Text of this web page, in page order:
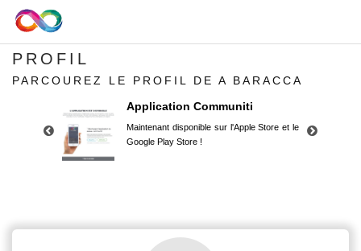
PROFIL
PARCOUREZ LE PROFIL DE A BARACCA
Application Communiti
Maintenant disponible sur l'Apple Store et le
Google Play Store !
Google Play Store !